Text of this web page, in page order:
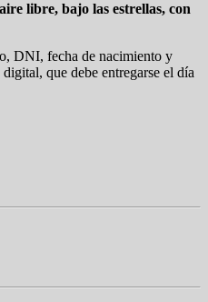
libre, bajo las estrellas, con
DNI, fecha de nacimiento y
que debe entregarse el día